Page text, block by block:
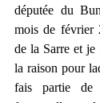
députée du
mois de février
de la Sarre et je
la raison pour
fais partie de